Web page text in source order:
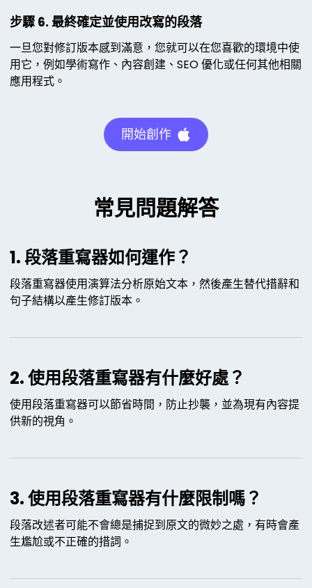
步驟 6. 最終確定並使用改寫的段落
一旦您對修訂版本感到滿意，您就可以在您喜歡的環境中使
用它，例如學術寫作、內容創建、SEO 優化或任何其他相關
應用程式。
開始創作
常見問題解答
1. 段落重寫器如何運作？
段落重寫器使用演算法分析原始文本，然後產生替代措辭和
句子結構以產生修訂版本。
2. 使用段落重寫器有什麼好處？
使用段落重寫器可以節省時間，防止抄襲，並為現有內容提
供新的視角。
3. 使用段落重寫器有什麼限制嗎？
段落改述者可能不會總是捕捉到原文的微妙之處，有時會產
生尷尬或不正確的措詞。